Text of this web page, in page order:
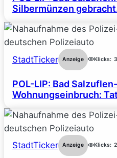
Silbermünzen
StadtTicker Anzeige Klicks:
POL-LIP: Bad
Wohnungseinbruch:
StadtTicker Anzeige Klicks: